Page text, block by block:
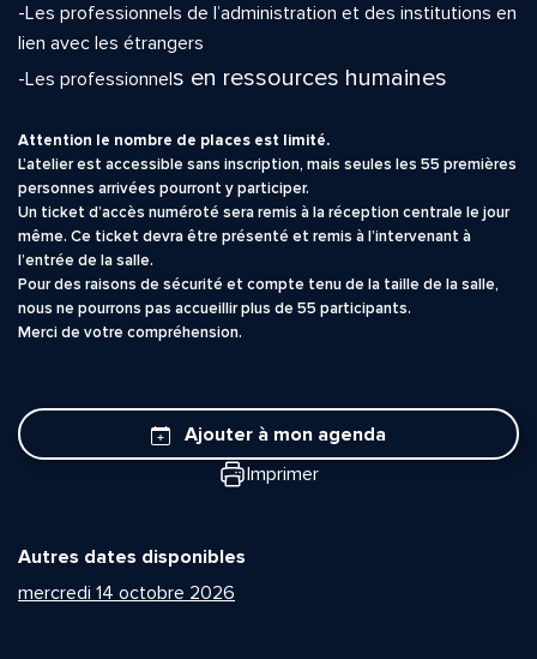
-Les professionnels de l’administration et des institutions en
lien avec les étrangers
-Les professionnels en ressources humaines
Attention le nombre de places est limité.
L’atelier est accessible sans inscription, mais seules les 55 premières
personnes arrivées pourront y participer.
Un ticket d’accès numéroté sera remis à la réception centrale le jour
même. Ce ticket devra être présenté et remis à l’intervenant à
l’entrée de la salle.
Pour des raisons de sécurité et compte tenu de la taille de la salle,
nous ne pourrons pas accueillir plus de 55 participants.
Merci de votre compréhension.
Ajouter à mon agenda
Imprimer
Autres dates disponibles
mercredi 14 octobre 2026
Prénom et nom*
Quelle est la pertinence de cette page?